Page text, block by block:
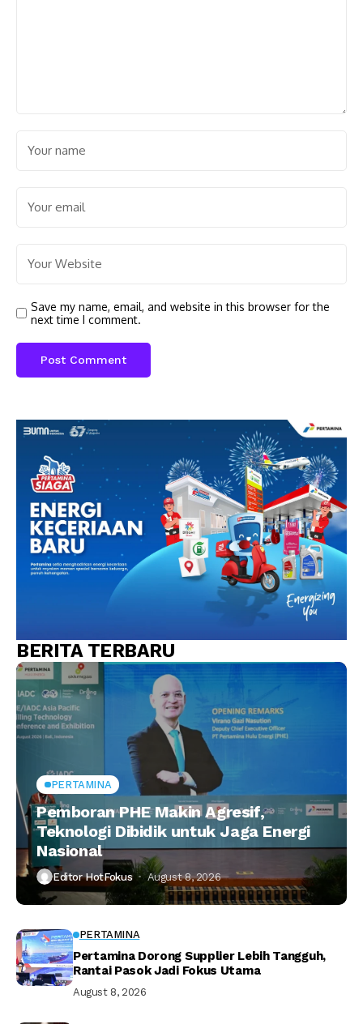
Save my name, email, and website in this browser for the
next time I comment.
BERITA TERBARU
PERTAMINA
Pemboran PHE Makin Agresif,
Teknologi Dibidik untuk Jaga Energi
Nasional
Editor HotFokus August 8, 2026
PERTAMINA
Pertamina Dorong Supplier Lebih Tangguh,
Rantai Pasok Jadi Fokus Utama
August 8, 2026